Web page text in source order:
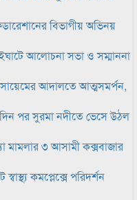
বিভাগীয় অভিনয়
আলোচনা সভা ও সম্মাননা
আদালতে আত্মসমর্পন,
পর সুরমা নদীতে ভেসে উঠল
মামলার ৩ আসামী কক্সবাজার
কমপ্লেক্সে পরিদর্শন